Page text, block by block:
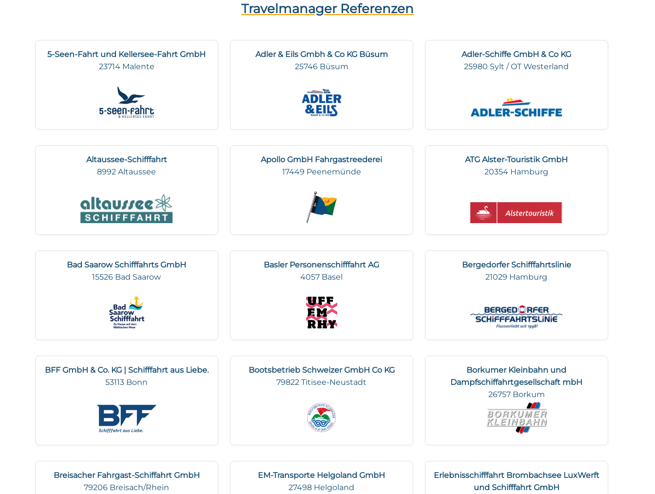
Travelmanager Referenzen
5-Seen-Fahrt und Kellersee-Fahrt GmbH
23714 Malente
Adler & Eils Gmbh & Co KG Büsum
25746 Büsum
Adler-Schiffe GmbH & Co KG
25980 Sylt / OT Westerland
Altaussee-Schifffahrt
8992 Altaussee
Apollo GmbH Fahrgastreederei
17449 Peenemünde
ATG Alster-Touristik GmbH
20354 Hamburg
Bad Saarow Schifffahrts GmbH
15526 Bad Saarow
Basler Personenschifffahrt AG
4057 Basel
Bergedorfer Schifffahrtslinie
21029 Hamburg
BFF GmbH & Co. KG | Schifffahrt aus Liebe.
53113 Bonn
Bootsbetrieb Schweizer GmbH Co KG
79822 Titisee-Neustadt
Borkumer Kleinbahn und
Dampfschiffahrtgesellschaft mbH
26757 Borkum
Breisacher Fahrgast-Schiffahrt GmbH
79206 Breisach/Rhein
EM-Transporte Helgoland GmbH
27498 Helgoland
Erlebnisschifffahrt Brombachsee LuxWerft
und Schifffahrt GmbH